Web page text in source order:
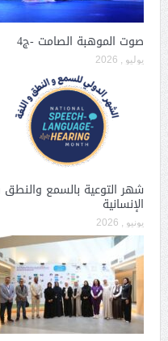
صوت الموهبة الصامت -ج4
يوليو , 2026
شهر التوعية بالسمع
الإنسانية
يونيو , 2026